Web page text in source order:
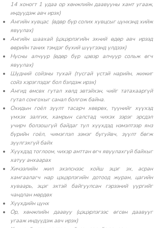
14 хоногт 1 удаа ор хөнжлийн даавууны хамт угааж,
индүүдэж авч ирэх)
Ангийн хувцас (өдөр бүр солих хувцсыг цүнхэнд хийж
явуулах)
Ангийн шаахай (цэцэрлэгийн эхний өдөр авч ирээд
өөрийн таних тэмдэг бүхий шүүгээнд үлдээх)
Нусны алчуур (өдөр бүр цэвэр алчуур сольж өгч
явуулах)
Шүдний сойзны тухай (тусгай үстэй нарийн, жижиг
сойз хэрэглэдэг бол бэлдэж ирэх)
Ангид өмсөх гутал хөлд эвтэйхэн, чийг татахааргүй
гутал сонгохыг санал болгож байна.
Охидын гоёл зүүлт тасарч хөврөх, түүнийг хүүхэд
үмхэх залгих, хамрын салстад чихэх зэрэг эрсдэл
учирч болзошгүй байдаг тул хүүхдэд нэмэлтээр янз
бүрийн гоёл, чимэглэл ээмэг бугуйвч, зүүлт бөгж
зүүлгэхгүй байх
Хүүхдэд тоглоом, чихэр амттан өгч явуулахгүй байхыг
хатуу анхаарах
Хичээлийн жил эхэлснээс хойш эцэг эх, асран
хамгаалагч нар цэцэрлэгийн дотоод журам, цагийн
хуваарь, эцэг эхтэй байгуулсан гэрээний үүргийг
чандлан мөрдөх
Хүүхдийн цүнх
Ор, хөнжлийн даавуу (цэцэрлэгээс өгсөн даавууг
угааж индүүдэж авч ирэх)